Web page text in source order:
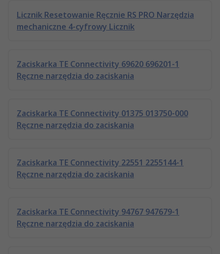
Licznik Resetowanie Ręcznie RS PRO Narzędzia
mechaniczne 4-cyfrowy Licznik
Zaciskarka TE Connectivity 69620 696201-1
Ręczne narzędzia do zaciskania
Zaciskarka TE Connectivity 01375 013750-000
Ręczne narzędzia do zaciskania
Zaciskarka TE Connectivity 22551 2255144-1
Ręczne narzędzia do zaciskania
Zaciskarka TE Connectivity 94767 947679-1
Ręczne narzędzia do zaciskania